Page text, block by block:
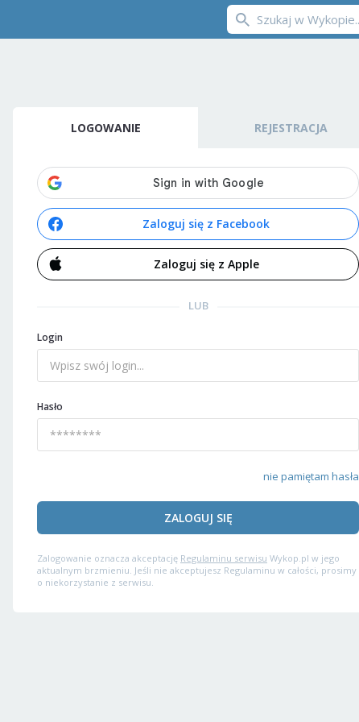
LOGOWANIE REJESTRACJA
Zaloguj się z Facebook
Zaloguj się z Apple
LUB
Login
Hasło
nie pamiętam hasła
ZALOGUJ SIĘ
Zalogowanie oznacza akceptację Regulaminu serwisu Wykop.pl w jego
aktualnym brzmieniu. Jeśli nie akceptujesz Regulaminu w całości, prosimy
o niekorzystanie z serwisu.